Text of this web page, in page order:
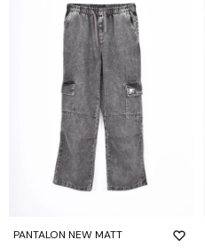
PANTALON NEW MATT